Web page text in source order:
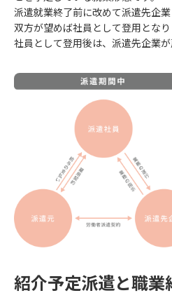
派遣就業終了前に改めて派遣先企
双方が望めば社員として登用となり
社員として登用後は、派遣先企業が
紹介予定派遣と職業